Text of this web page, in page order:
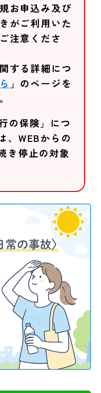
お申込み及び
がご利用いた
注意くださ
する詳細につ
」のページを
の保険」につ
、WEBからの
き停止の対象